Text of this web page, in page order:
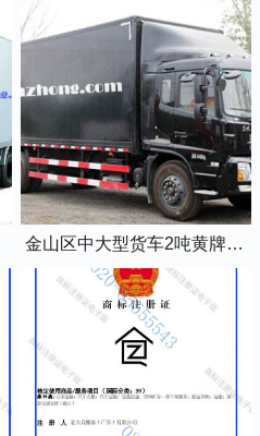
金山区中大型货车2吨黄牌5米2厢式货车